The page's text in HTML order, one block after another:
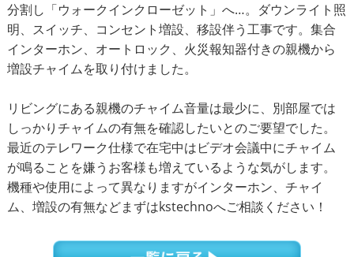
分割し「ウォークインクローゼット」へ…。ダウンライト照
明、スイッチ、コンセント増設、移設伴う工事です。集合
インターホン、オートロック、火災報知器付きの親機から
増設チャイムを取り付けました。
リビングにある親機のチャイム音量は最少に、別部屋では
しっかりチャイムの有無を確認したいとのご要望でした。
最近のテレワーク仕様で在宅中はビデオ会議中にチャイム
が鳴ることを嫌うお客様も増えているような気がします。
機種や使用によって異なりますがインターホン、チャイ
ム、増設の有無などまずはkstechnoへご相談ください！